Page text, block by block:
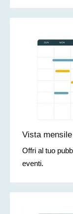
Vista mensile
Offri al tuo
eventi.